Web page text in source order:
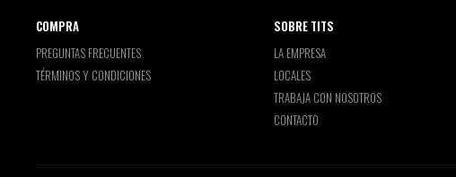
SOBRE TITS
LA EMPRESA
LOCALES
TRABAJA CON NOSOTROS
CONTACTO
COMPRA
PREGUNTAS FRECUENTES
TÉRMINOS Y CONDICIONES